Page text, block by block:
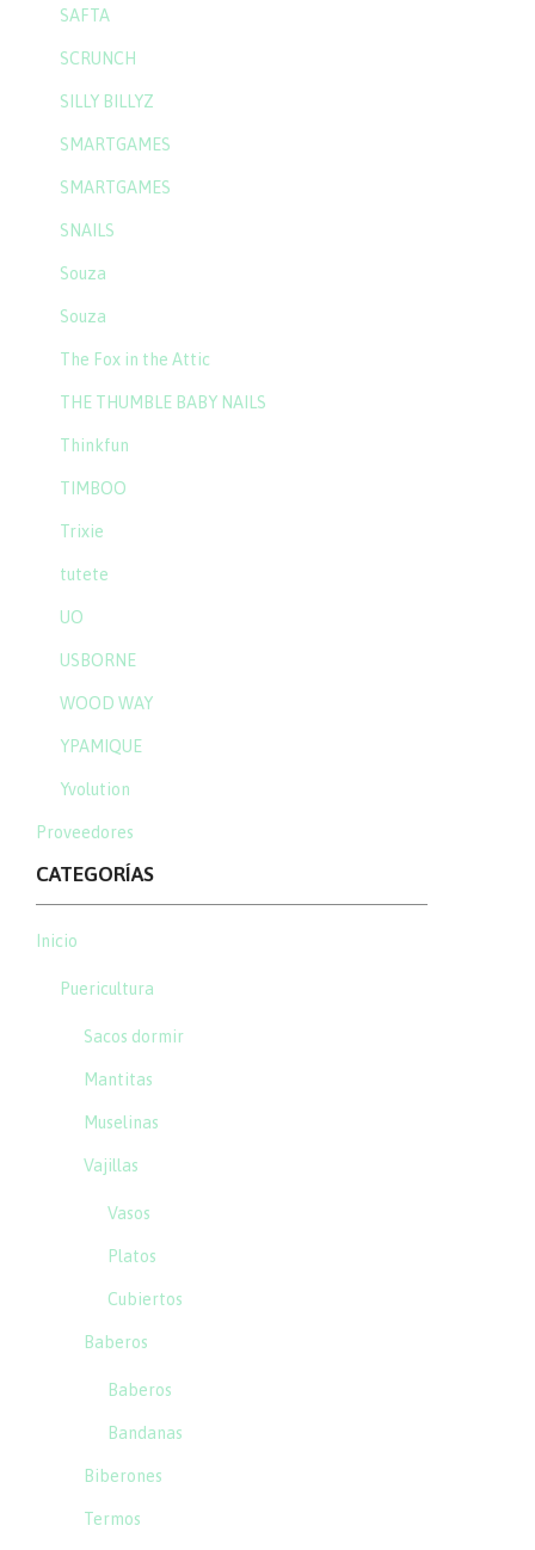
SAFTA
SCRUNCH
SILLY BILLYZ
SMARTGAMES
SMARTGAMES
SNAILS
Souza
Souza
The Fox in the Attic
THE THUMBLE BABY NAILS
Thinkfun
TIMBOO
Trixie
tutete
UO
USBORNE
WOOD WAY
YPAMIQUE
Yvolution
Proveedores
CATEGORÍAS
Inicio
Puericultura
Sacos dormir
Mantitas
Muselinas
Vajillas
Vasos
Platos
Cubiertos
Baberos
Baberos
Bandanas
Biberones
Termos